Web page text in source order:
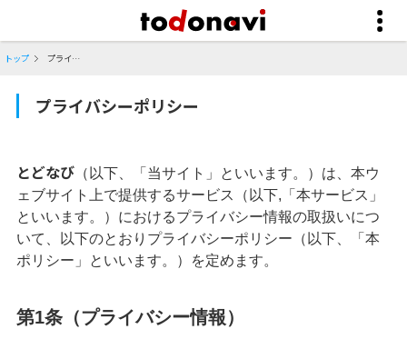
トップ プライバシーポリシー
プライバシーポリシー
とどなび（以下、「当サイト」といいます。）は、本ウ
ェブサイト上で提供するサービス（以下,「本サービス」
といいます。）におけるプライバシー情報の取扱いにつ
いて、以下のとおりプライバシーポリシー（以下、「本
ポリシー」といいます。）を定めます。
第1条（プライバシー情報）